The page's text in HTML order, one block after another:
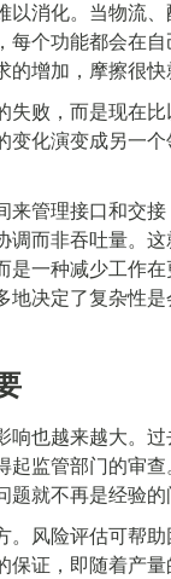
以消化。当物流
个功能都会在
增加，摩擦很快
败，而是现在
变化演变成另一
来管理接口和交
而非吞吐量。
一种减少工作
决定了复杂性是
响也越来越大。
起监管部门的审
就不再是经验
风险评估可帮
证，即随着产